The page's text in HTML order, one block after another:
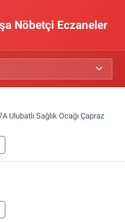
Nöbetçi Eczaneler
Ulubatlı Sağlık Ocağı Çapraz